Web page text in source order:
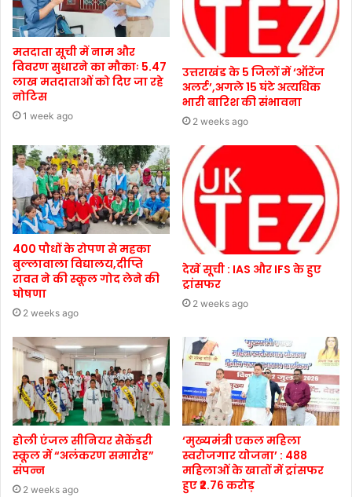
मतदाता सूची में नाम और
विवरण सुधारने का मौकाः 5.47
लाख मतदाताओं को दिए जा रहे
नोटिस
1 week ago
उत्तराखंड के 5 जिलों में ‘ऑरेंज
अलर्ट’,अगले 15 घंटे अत्यधिक
भारी बारिश की संभावना
2 weeks ago
400 पौधों के रोपण से महका
बुल्लावाला विद्यालय,दीप्ति
रावत ने की स्कूल गोद लेने की
घोषणा
2 weeks ago
देखें सूची : IAS और IFS के हुए
ट्रांसफर
2 weeks ago
होली एंजल सीनियर सेकेंडरी
स्कूल में “अलंकरण समारोह”
संपन्न
2 weeks ago
‘मुख्यमंत्री एकल महिला
स्वरोजगार योजना’ : 488
महिलाओं के खातों में ट्रांसफर
हुए ₹2.76 करोड़